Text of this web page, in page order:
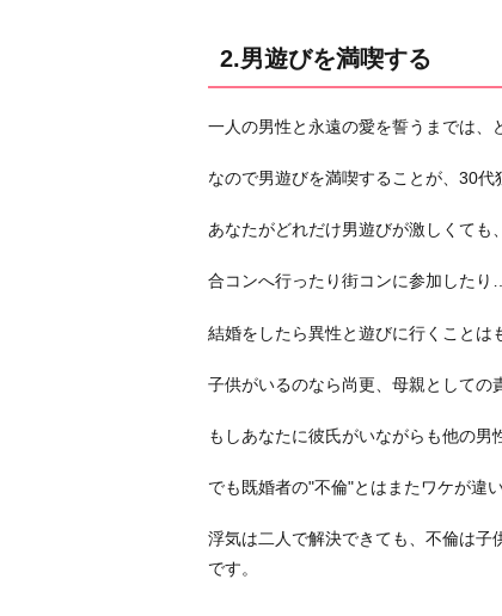
に
る
一
人
に
く
5.
遊
す
2.男遊びを満喫する
一人の男性と永遠の愛を誓うまでは、
なので男遊びを満喫することが、30代
あなたがどれだけ男遊びが激しくても
合コンへ行ったり街コンに参加したり
結婚をしたら異性と遊びに行くことは
子供がいるのなら尚更、母親としての
もしあなたに彼氏がいながらも他の男
でも既婚者の"不倫"とはまたワケが違い
浮気は二人で解決できても、不倫は子
です。